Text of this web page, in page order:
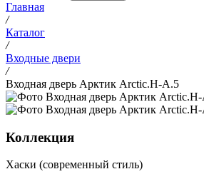
Главная
/
Каталог
/
Входные двери
/
Входная дверь Арктик Arctic.H-A.5
Коллекция
Хаски (современный стиль)